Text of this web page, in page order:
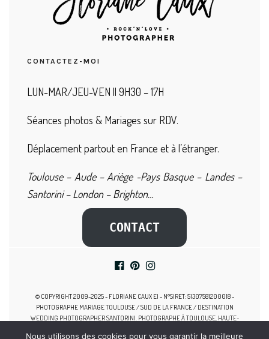
CONTACTEZ-MOI
LUN-MAR/JEU-VEN || 9H30 – 17H
Séances photos & Mariages sur RDV.
Déplacement partout en France et à l’étranger.
Toulouse – Aude – Ariège -Pays Basque – Landes –
Santorini – London – Brighton…
CONTACT
© COPYRIGHT 2009-2025 - FLORIANE CAUX EI - N°SIRET: 51307581200018 -
PHOTOGRAPHE MARIAGE TOULOUSE / SUD DE LA FRANCE / DESTINATION
WEDDING PHOTOGRAPHER SANTORINI. PHOTOGRAPHE À TOULOUSE, HAUTE-
Nous utilisons des cookies pour vous garantir la meilleure